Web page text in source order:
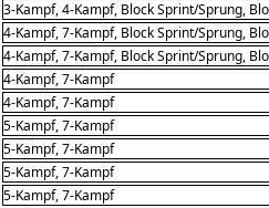
3-Kampf, 4-Kampf, Block Sprint/Sprung,
4-Kampf, 7-Kampf, Block Sprint/Sprung,
4-Kampf, 7-Kampf, Block Sprint/Sprung,
4-Kampf, 7-Kampf
4-Kampf, 7-Kampf
5-Kampf, 7-Kampf
5-Kampf, 7-Kampf
5-Kampf, 7-Kampf
5-Kampf, 7-Kampf